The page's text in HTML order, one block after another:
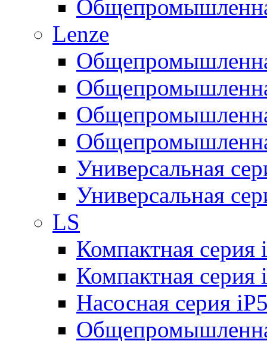
Lenze
Универсальная
Универсальная
LS
Компактная серия
Компактная серия
Насосная серия